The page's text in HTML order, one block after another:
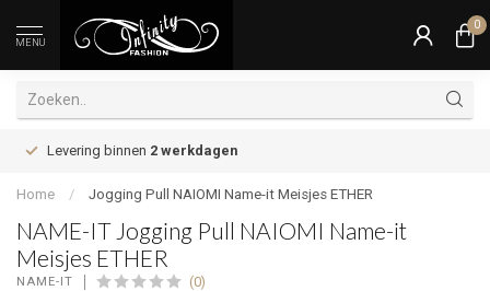
MENU
0
Levering binnen 2 werkdagen
Home / Jogging Pull NAIOMI Name-it Meisjes ETHER
NAME-IT Jogging Pull NAIOMI Name-it
Meisjes ETHER
NAME-IT (0)